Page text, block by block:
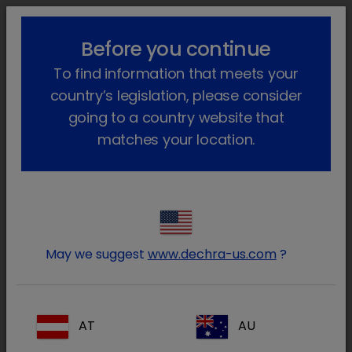
lock_outline search menu
Produtos
Farmacêutico
Cães e gatos
Só com receita veterinária
Sedator
Voltar atrás
Sedator
Before you continue
To find information that meets your
country’s legislation, please consider
going to a country website that
matches your location.
May we suggest www.dechra-us.com ?
AT AU